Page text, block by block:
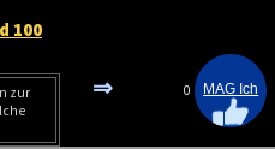
100
zur
⇒ 0